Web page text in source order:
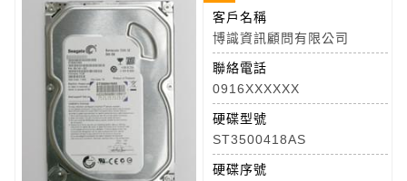
客戶名稱
博識資訊顧問有限公司
聯絡電話
0916XXXXXX
硬碟型號
ST3500418AS
硬碟序號